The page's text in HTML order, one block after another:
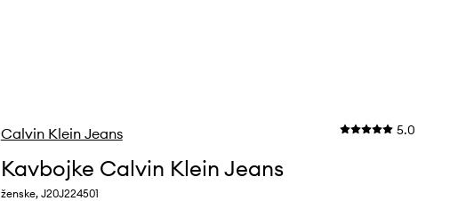
Calvin Klein Jeans 5.0
Kavbojke Calvin Klein Jeans
ženske, J20J224501